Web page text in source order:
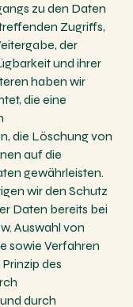
zu den Daten
Zugriffs,
der
und ihrer
haben wir
die eine
die Löschung von
auf die
gewährleisten.
wir den Schutz
Daten bereits bei
Auswahl von
sowie Verfahren
des
durch